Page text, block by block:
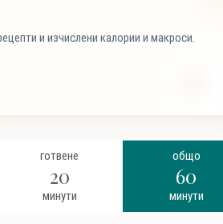
и изчислени калории и макроси.
готвене
20
минути
общо
60
минути